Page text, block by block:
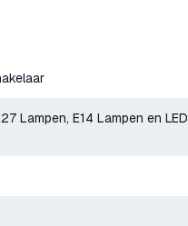
Lampen, E14 Lampen en LED